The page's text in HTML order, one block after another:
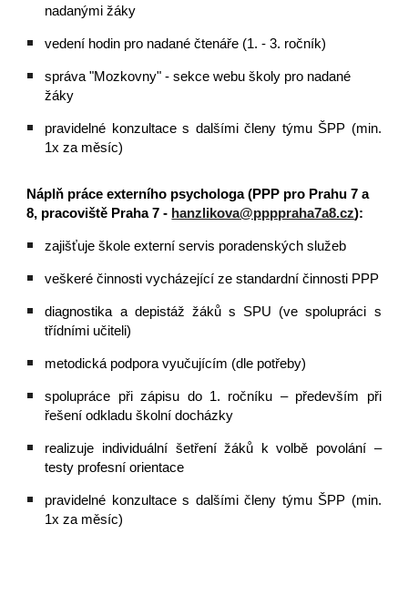
nadanými žáky
vedení hodin pro nadané čtenáře (1. - 3. ročník)
správa "Mozkovny" - sekce webu školy pro nadané
žáky
pravidelné konzultace s dalšími členy týmu ŠPP (min.
1x za měsíc)
Náplň práce externího psychologa (PPP pro Prahu 7 a
8, pracoviště Praha 7 - hanzlikova@ppppraha7a8.cz):
zajišťuje škole externí servis poradenských služeb
veškeré činnosti vycházející ze standardní činnosti PPP
diagnostika a depistáž žáků s SPU (ve spolupráci s
třídními učiteli)
metodická podpora vyučujícím (dle potřeby)
spolupráce při zápisu do 1. ročníku – především při
řešení odkladu školní docházky
realizuje individuální šetření žáků k volbě povolání –
testy profesní orientace
pravidelné konzultace s dalšími členy týmu ŠPP (min.
1x za měsíc)